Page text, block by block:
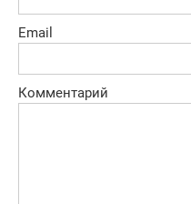
Email
Комментарий